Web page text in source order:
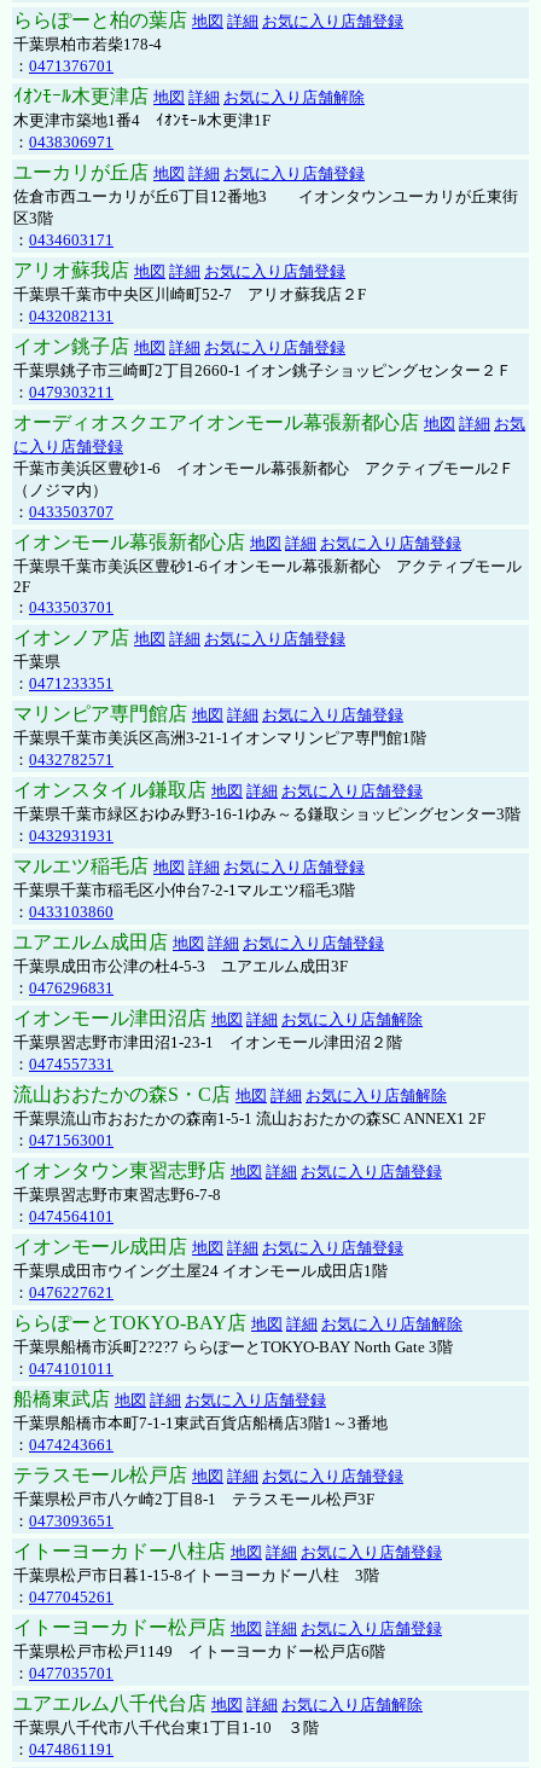
ららぽーと柏の葉店 地図 詳細 お気に入り店舗登録
千葉県柏市若柴178-4
： 0471376701
ｲｵﾝﾓｰﾙ木更津店 地図 詳細 お気に入り店舗解除
木更津市築地1番4 ｲｵﾝﾓｰﾙ木更津1F
： 0438306971
ユーカリが丘店 地図 詳細 お気に入り店舗登録
佐倉市西ユーカリが丘6丁目12番地3 イオンタウンユーカリが丘東街
区3階
： 0434603171
アリオ蘇我店 地図 詳細 お気に入り店舗登録
千葉県千葉市中央区川崎町52-7 アリオ蘇我店２F
： 0432082131
イオン銚子店 地図 詳細 お気に入り店舗登録
千葉県銚子市三崎町2丁目2660-1 イオン銚子ショッピングセンター２Ｆ
： 0479303211
オーディオスクエアイオンモール幕張新都心店 地図 詳細 お気
に入り店舗登録
千葉市美浜区豊砂1-6 イオンモール幕張新都心 アクティブモール2Ｆ
（ノジマ内）
： 0433503707
イオンモール幕張新都心店 地図 詳細 お気に入り店舗登録
千葉県千葉市美浜区豊砂1-6イオンモール幕張新都心 アクティブモール
2F
： 0433503701
イオンノア店 地図 詳細 お気に入り店舗登録
千葉県
： 0471233351
マリンピア専門館店 地図 詳細 お気に入り店舗登録
千葉県千葉市美浜区高洲3-21-1イオンマリンピア専門館1階
： 0432782571
イオンスタイル鎌取店 地図 詳細 お気に入り店舗登録
千葉県千葉市緑区おゆみ野3-16-1ゆみ～る鎌取ショッピングセンター3階
： 0432931931
マルエツ稲毛店 地図 詳細 お気に入り店舗登録
千葉県千葉市稲毛区小仲台7-2-1マルエツ稲毛3階
： 0433103860
ユアエルム成田店 地図 詳細 お気に入り店舗登録
千葉県成田市公津の杜4-5-3 ユアエルム成田3F
： 0476296831
イオンモール津田沼店 地図 詳細 お気に入り店舗解除
千葉県習志野市津田沼1-23-1 イオンモール津田沼２階
： 0474557331
流山おおたかの森S・C店 地図 詳細 お気に入り店舗解除
千葉県流山市おおたかの森南1-5-1 流山おおたかの森SC ANNEX1 2F
： 0471563001
イオンタウン東習志野店 地図 詳細 お気に入り店舗登録
千葉県習志野市東習志野6-7-8
： 0474564101
イオンモール成田店 地図 詳細 お気に入り店舗登録
千葉県成田市ウイング土屋24 イオンモール成田店1階
： 0476227621
ららぽーとTOKYO-BAY店 地図 詳細 お気に入り店舗解除
千葉県船橋市浜町2?2?7 ららぽーとTOKYO-BAY North Gate 3階
： 0474101011
船橋東武店 地図 詳細 お気に入り店舗登録
千葉県船橋市本町7-1-1東武百貨店船橋店3階1～3番地
： 0474243661
テラスモール松戸店 地図 詳細 お気に入り店舗登録
千葉県松戸市八ケ崎2丁目8-1 テラスモール松戸3F
： 0473093651
イトーヨーカドー八柱店 地図 詳細 お気に入り店舗登録
千葉県松戸市日暮1-15-8イトーヨーカドー八柱 3階
： 0477045261
イトーヨーカドー松戸店 地図 詳細 お気に入り店舗登録
千葉県松戸市松戸1149 イトーヨーカドー松戸店6階
： 0477035701
ユアエルム八千代台店 地図 詳細 お気に入り店舗解除
千葉県八千代市八千代台東1丁目1-10 ３階
： 0474861191